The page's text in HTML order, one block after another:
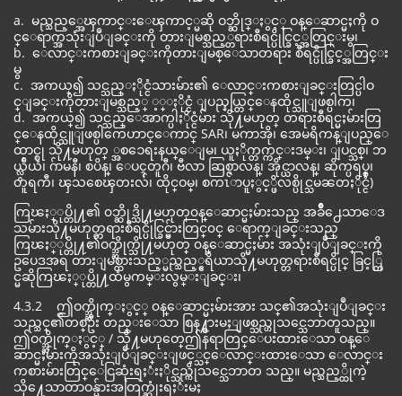
a. မည္သည့္အေၾကာင္းေၾကာင့္မဆို ဝဘ္ဆိုဒ္ႏွင့္ ဝန္ေဆာင္မႈကို ဝ
င္ေရာက္အသုံးျပဳျခင္းကို တားျမစ္သည့္တရားစီရင္ပိုင္ခြင့္အတြင္းမွ၊
b. ေလာင္းကစားျခင္းကိုတားျမစ္ေသာတရား စီရင္ပိုင္ခြင့္အတြင္း
မွ
c. အကယ္၍ သင္သည္ႏိုင္ငံသားမ်ား၏ ေလာင္းကစားျခင္းတြင္ပါဝ
င္ျခင္းကိုတားျမစ္သည့္ ့္ႏိုင္ငံ ျပည္နယ္တြင္ေနထိုင္သူျဖစ္ပါက၊
d. အကယ္၍ သင္သည္ေအာက္ပါႏိုင္ငံမ်ား သို႔မဟုတ္ တရားစီရင္မႈမ်ားတြ
င္ေနထိုင္သူျဖစ္ပါကေဟာင္ေကာင္ SAR၊ မကာအို၊ အေမရိကန္ျပည္ေ
ထာင္စု သို႔မဟုတ္ ္အစၥေရးနယ္ေျမ၊ ယူႏိုက္တက္ကင္းဒမ္း၊ ျပင္သစ္၊ ဘ
ယ္လ္ဂ်ီယံ၊ ဂ်ာမနီ၊ စပိန္၊ ေပၚတူဂီ၊ ဗီလာ ဆြစ္ဇာလန္၊ အိုင္ယာလန္၊ ဆိုက္ပရပ္စ္၊
တူရကီ၊ ၾသစေၾတးလ်၊ ထိုင္ဝမ္၊ စကၤာပူႏွင့္ဖိလစ္ပိုင္သမၼတႏိုင္ငံ)
ကြၽႏ္ုပ္တို႔၏ ၀ဘ္ဆိုဒ္သို႔မဟုတ္၀န္ေဆာင္မႈမ်ားသည္ အခ်ိဳ႕ေသာေဒ
သမ်ားသို႔မဟုတ္တရားစီရင္ပိုင္ခြင့္မ်ားတြင္၀င္ ေရာက္ျခင္းသည္
ကြၽႏ္ုပ္တို႔၏ဝက္ဘ္ဆိုက္သို႔မဟုတ္ ၀န္ေဆာင္မႈမ်ား အသုံးျပဳျခင္းကို
ဥပေဒအရ တားျမစ္ထားသည့္မည္သည့္ဧရိယာသို႔မဟုတ္တရားစီရင္ပိုင္ ခြင့္တြ
င္မဆိုကြၽႏ္ုပ္တို႔ထံမွကမ္းလွမ္းျခင္း၊
4.3.2 ဤဝက္ဘ္ဆိုက္ႏွင့္ ၀န္ေဆာင္မႈမ်ားအား သင္၏အသုံးျပဳျခင္း
သည္သင္၏တစ္ဦး တည္းေသာ စြန႔္စားမႈျဖစ္သည္ဟုသင္သေဘာတူသည္။
ဤဝက္ဘ္ဆိုက္ႏွင့္ / သို႔မဟုတ္ဤေနရာတြင္ေပးထားေသာ ဝန္ေ
ဆာင္မႈမ်ားကိုအသုံးျပဳျခင္းျဖင့္သင္ေလာင္းထားေသာ ေလာင္း
ကစားမ်ားတြင္ေငြဆုံးရႈံးႏိုင္သည္ကိုသင္သေဘာတ သည္။ မည္သည့္ထိုကဲ့
သို႔ေသာတာဝန္မ်ားအတြက္ဆုံးရႈံးမႈ